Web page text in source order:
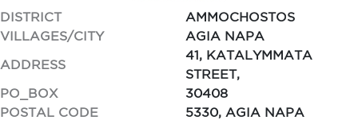
DISTRICT
AMMOCHOSTOS
VILLAGES/CITY
AGIA NAPA
ADDRESS
41, KATALYMMATA
STREET,
PO_BOX
30408
POSTAL CODE
5330, AGIA NAPA